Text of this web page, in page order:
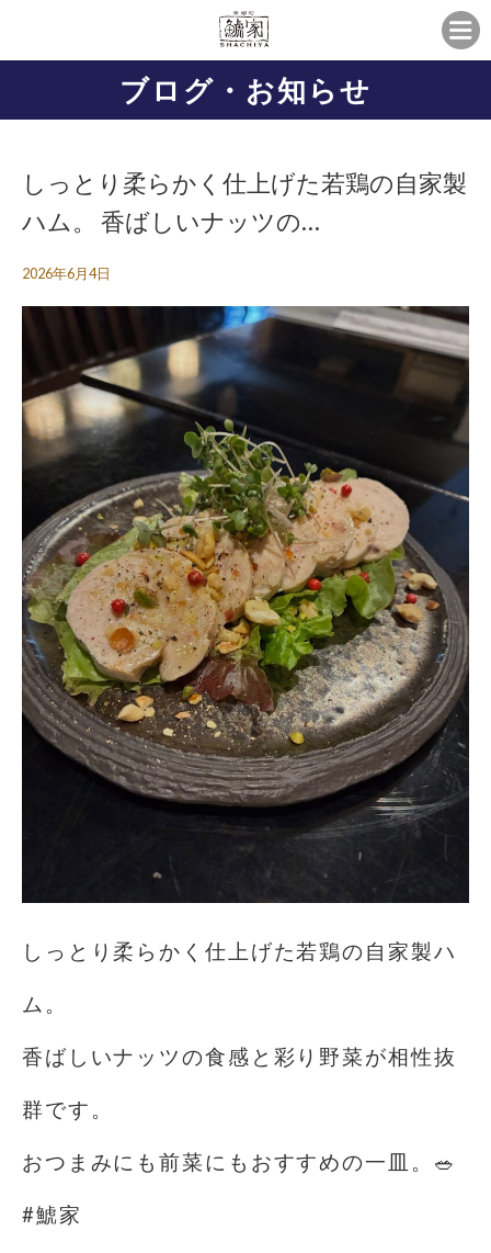
ブログ・お知らせ
しっとり柔らかく仕上げた若鶏の自家製
ハム。 香ばしいナッツの…
2026年6月4日
しっとり柔らかく仕上げた若鶏の自家製ハ
ム。
香ばしいナッツの食感と彩り野菜が相性抜
群です。
おつまみにも前菜にもおすすめの一皿。🥗⁡
#鯱家